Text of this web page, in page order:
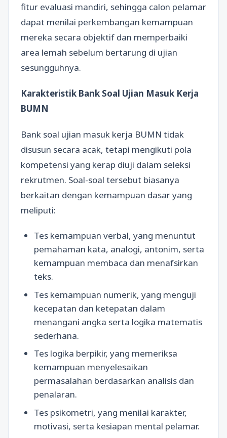
fitur evaluasi mandiri, sehingga calon pelamar
dapat menilai perkembangan kemampuan
mereka secara objektif dan memperbaiki
area lemah sebelum bertarung di ujian
sesungguhnya.
Karakteristik Bank Soal Ujian Masuk Kerja
BUMN
Bank soal ujian masuk kerja BUMN tidak
disusun secara acak, tetapi mengikuti pola
kompetensi yang kerap diuji dalam seleksi
rekrutmen. Soal-soal tersebut biasanya
berkaitan dengan kemampuan dasar yang
meliputi:
Tes kemampuan verbal, yang menuntut
pemahaman kata, analogi, antonim, serta
kemampuan membaca dan menafsirkan
teks.
Tes kemampuan numerik, yang menguji
kecepatan dan ketepatan dalam
menangani angka serta logika matematis
sederhana.
Tes logika berpikir, yang memeriksa
kemampuan menyelesaikan
permasalahan berdasarkan analisis dan
penalaran.
Tes psikometri, yang menilai karakter,
motivasi, serta kesiapan mental pelamar.